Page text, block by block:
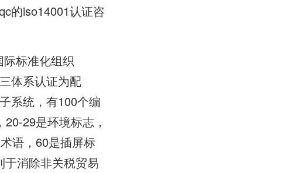
的iso14001认证咨
标准化组织
体系认证为配
系统，有100个编
29是环境标志，
语，60是插屏标
消除非关税贸易